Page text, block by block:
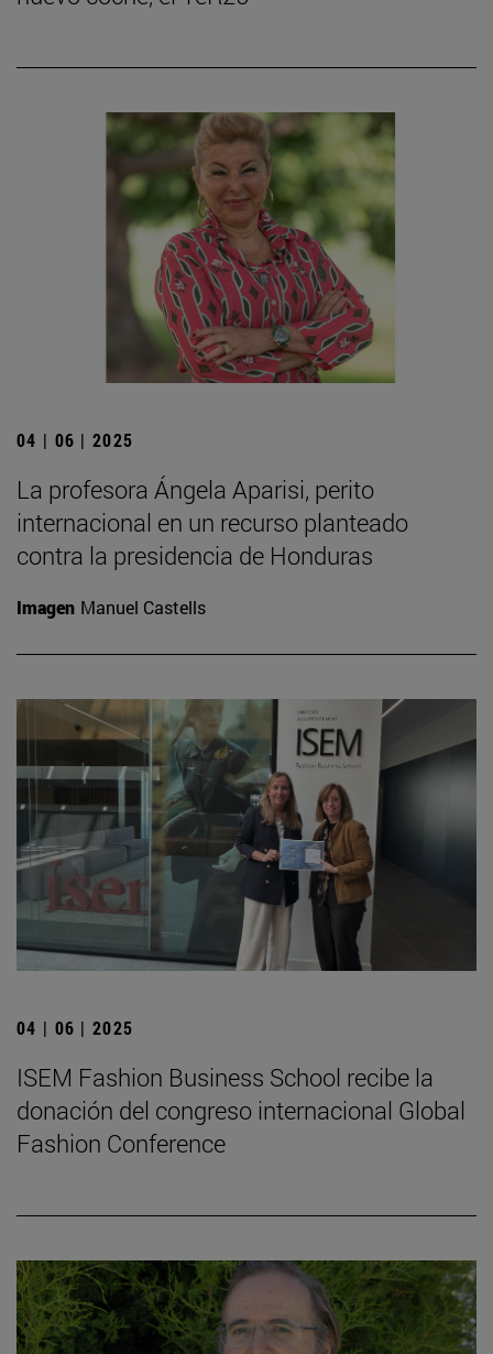
04 | 06 | 2025
La profesora Ángela Aparisi, perito
internacional en un recurso planteado
contra la presidencia de Honduras
Imagen Manuel Castells
04 | 06 | 2025
ISEM Fashion Business School recibe la
donación del congreso internacional Global
Fashion Conference